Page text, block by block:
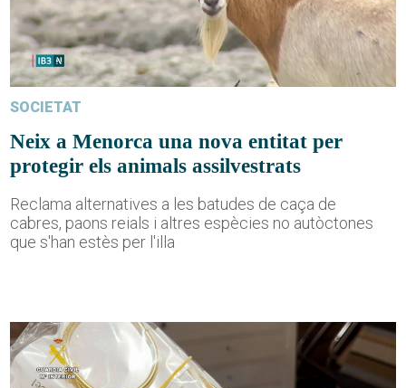
SOCIETAT
Neix a Menorca una nova entitat per
protegir els animals assilvestrats
Reclama alternatives a les batudes de caça de
cabres, paons reials i altres espècies no autòctones
que s'han estès per l'illa